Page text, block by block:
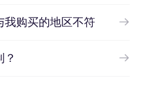
我购买的地区不符